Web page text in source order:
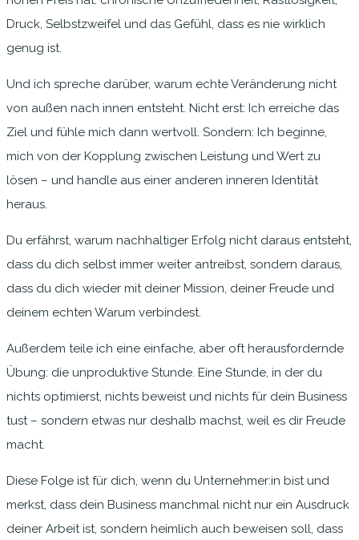
Druck, Selbstzweifel und das Gefühl, dass es nie wirklich
genug ist.
Und ich spreche darüber, warum echte Veränderung nicht
von außen nach innen entsteht. Nicht erst: Ich erreiche das
Ziel und fühle mich dann wertvoll. Sondern: Ich beginne,
mich von der Kopplung zwischen Leistung und Wert zu
lösen – und handle aus einer anderen inneren Identität
heraus.
Du erfährst, warum nachhaltiger Erfolg nicht daraus entsteht,
dass du dich selbst immer weiter antreibst, sondern daraus,
dass du dich wieder mit deiner Mission, deiner Freude und
deinem echten Warum verbindest.
Außerdem teile ich eine einfache, aber oft herausfordernde
Übung: die unproduktive Stunde. Eine Stunde, in der du
nichts optimierst, nichts beweist und nichts für dein Business
tust – sondern etwas nur deshalb machst, weil es dir Freude
macht.
Diese Folge ist für dich, wenn du Unternehmer:in bist und
merkst, dass dein Business manchmal nicht nur ein Ausdruck
deiner Arbeit ist, sondern heimlich auch beweisen soll, dass